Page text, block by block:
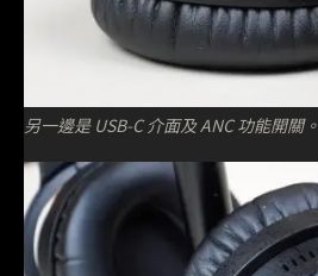
另一邊是 USB-C 介面及 ANC 功能開關。